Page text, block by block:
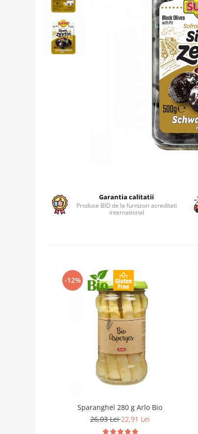
Condimente turcesti
Ghimbir murat la borcan
Garantia calitatii
Produse BIO de la furnizori acreditati
international
-12%
Sparanghel 280 g Arlo Bio
26,03 Lei22,91 Lei